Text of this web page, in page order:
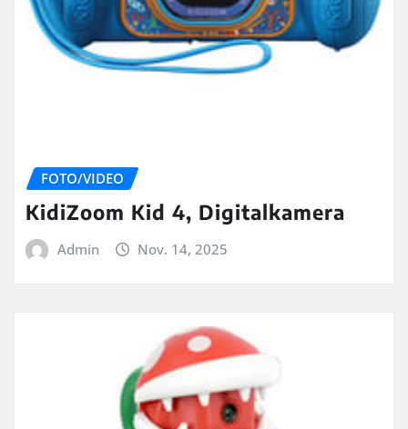
FOTO/VIDEO
KidiZoom Kid 4, Digitalkamera
Admin Nov. 14, 2025